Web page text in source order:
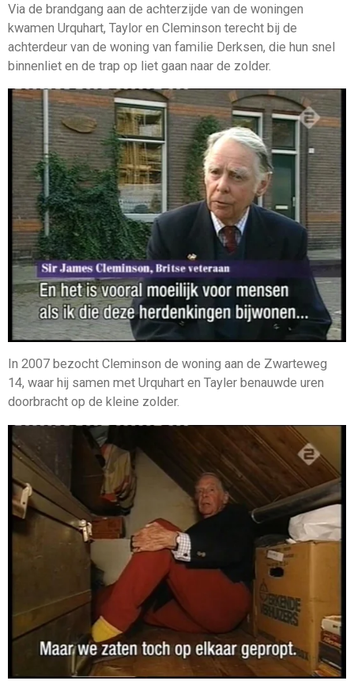
Via de brandgang aan de achterzijde van de woningen
kwamen Urquhart, Taylor en Cleminson terecht bij de
achterdeur van de woning van familie Derksen, die hun snel
binnenliet en de trap op liet gaan naar de zolder.
In 2007 bezocht Cleminson de woning aan de Zwarteweg
14, waar hij samen met Urquhart en Tayler benauwde uren
doorbracht op de kleine zolder.